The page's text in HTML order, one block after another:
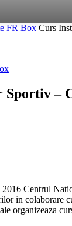
FR Box Curs
–
Centrul
in colaborare
organizeaza